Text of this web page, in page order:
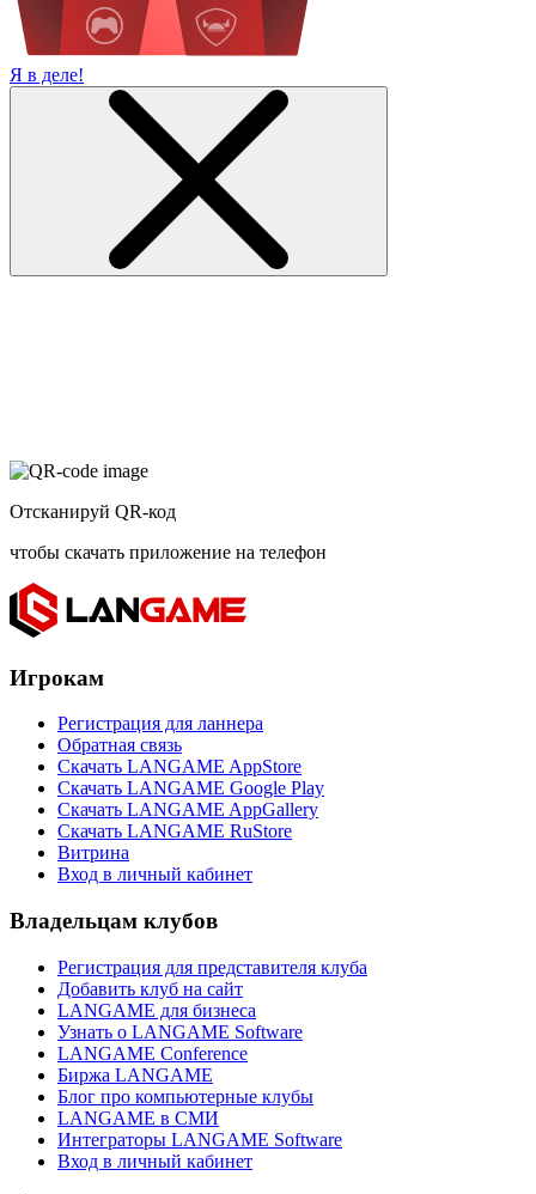
Я в деле!
Отсканируй QR-код
чтобы скачать приложение на телефон
Игрокам
Регистрация для ланнера
Обратная связь
Скачать LANGAME AppStore
Скачать LANGAME Google Play
Скачать LANGAME AppGallery
Скачать LANGAME RuStore
Витрина
Вход в личный кабинет
Владельцам клубов
Регистрация для представителя клуба
Добавить клуб на сайт
LANGAME для бизнеса
Узнать о LANGAME Software
LANGAME Conference
Биржа LANGAME
Блог про компьютерные клубы
LANGAME в СМИ
Интеграторы LANGAME Software
Вход в личный кабинет